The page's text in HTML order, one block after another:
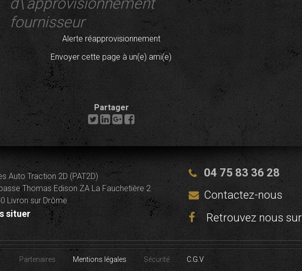
fournisseur
Alerte réapprovisionnement
Envoyer cette page à un(e) ami(e)
Partager
Auto Traction 2D (PAT2D)
Thomas Edison ZA La Fauchetière 2
Livron sur Drôme
situer
04 75 83 36 28
Contactez-nous
Retrouvez nous
Partenaires Mentions légales Sécurité C.G.V